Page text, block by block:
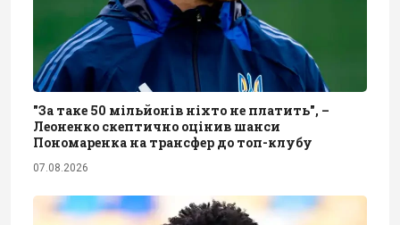
"За таке 50 мільйонів ніхто не платить", –
Леоненко скептично оцінив шанси
Пономаренка на трансфер до топ-клубу
07.08.2026